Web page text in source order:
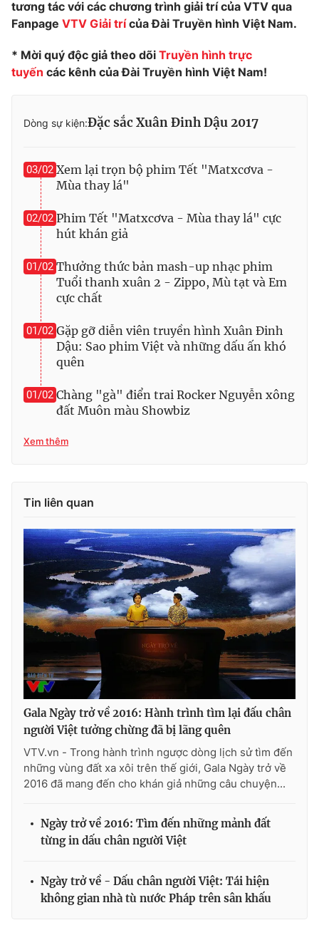
tương tác với các chương trình giải trí của VTV qua
Fanpage VTV Giải trícủa Đài Truyền hình Việt Nam.
* Mời quý độc giả theo dõi Truyền hình trực
tuyến các kênh của Đài Truyền hình Việt Nam!
Dòng sự kiện:Đặc sắc Xuân Đinh Dậu 2017
03/02 Xem lại trọn bộ phim Tết "Matxcơva -
Mùa thay lá"
02/02 Phim Tết "Matxcơva - Mùa thay lá" cực
hút khán giả
01/02 Thưởng thức bản mash-up nhạc phim
Tuổi thanh xuân 2 - Zippo, Mù tạt và Em
cực chất
01/02 Gặp gỡ diễn viên truyền hình Xuân Đinh
Dậu: Sao phim Việt và những dấu ấn khó
quên
01/02 Chàng "gà" điển trai Rocker Nguyễn xông
đất Muôn màu Showbiz
Xem thêm
Tin liên quan
Gala Ngày trở về 2016: Hành trình tìm lại đấu chân
người Việt tưởng chừng đã bị lãng quên
VTV.vn - Trong hành trình ngược dòng lịch sử tìm đến
những vùng đất xa xôi trên thế giới, Gala Ngày trở về
2016 đã mang đến cho khán giả những câu chuyện...
Ngày trở về 2016: Tìm đến những mảnh đất
từng in dấu chân người Việt
Ngày trở về - Dấu chân người Việt: Tái hiện
không gian nhà tù nước Pháp trên sân khấu